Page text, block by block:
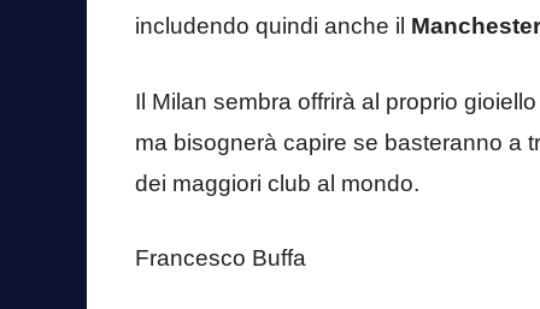
includendo quindi anche il
Il Milan sembra offrirà al proprio
ma bisognerà capire se basteranno a
dei maggiori club al mondo.
Francesco Buffa